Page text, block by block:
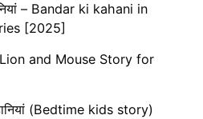
– Bandar ki kahani in
[2025]
and Mouse Story for
(Bedtime kids story)